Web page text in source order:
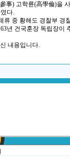
事) 고학륜(高學倫)을
다.
류 중 황해도 경찰부 경
년 건국훈장 독립장이
내용입니다.